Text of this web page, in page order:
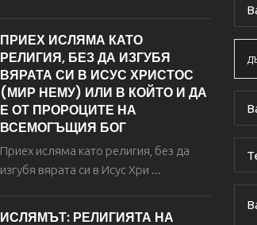
ПРИЕХ ИСЛЯМА КАТО
РЕЛИГИЯ, БЕЗ ДА ИЗГУБЯ
ВЯРАТА СИ В ИСУС ХРИСТОС
(МИР НЕМУ) ИЛИ В КОЙТО И ДА
Е ОТ ПРОРОЦИТЕ НА
ВСЕМОГЪЩИЯ БОГ
Приех исляма като религия, без да
изгубя вярата си в Исус Хри ...
ИСЛЯМЪТ: РЕЛИГИЯТА НА